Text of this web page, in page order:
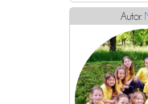
Autor: